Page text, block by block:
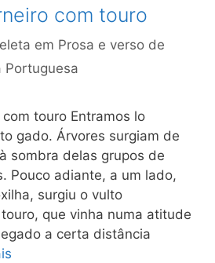
com touro
em Prosa e verso de
Portuguesa
touro Entramos lo
gado. Árvores surgiam de
sombra delas grupos de
Pouco adiante, a um lado,
surgiu o vulto
que vinha numa atitude
a certa distância